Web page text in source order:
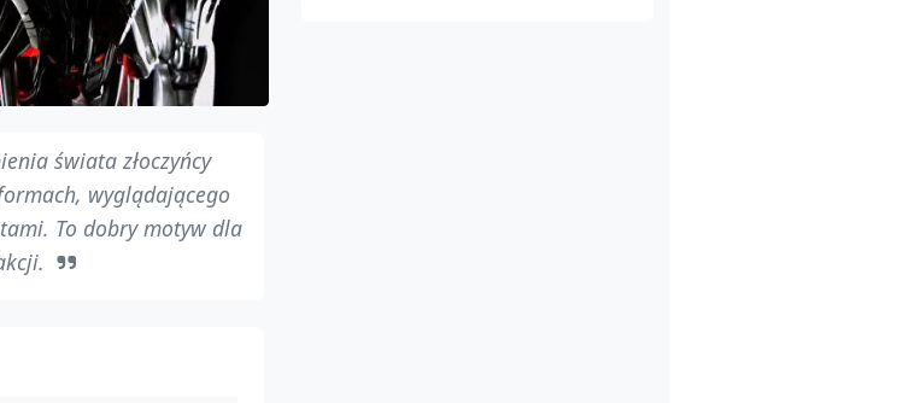
świata złoczyńcy
wyglądającego
To dobry motyw dla